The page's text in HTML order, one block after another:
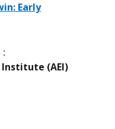
Early
(AEI)